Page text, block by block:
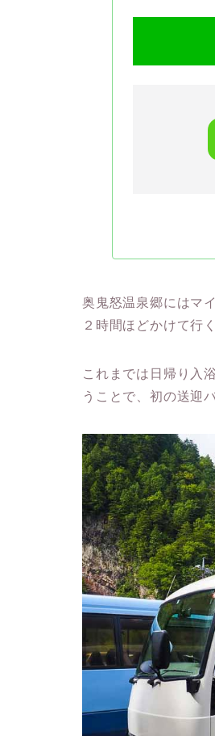
奥鬼怒温泉郷にはマ
２時間ほどかけて行
これまでは日帰り入
うことで、初の送迎